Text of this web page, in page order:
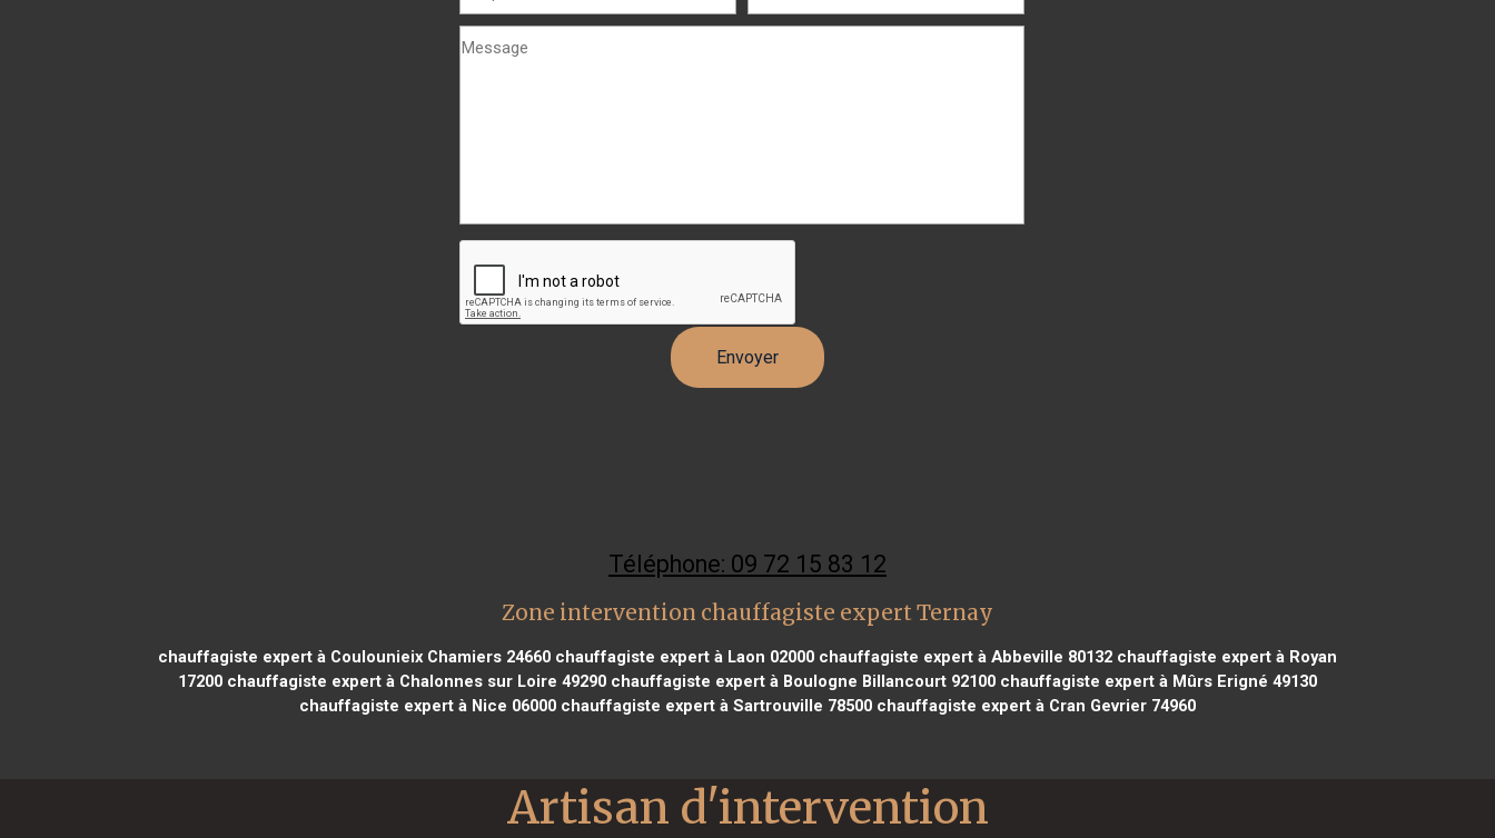
Téléphone: 09 72 15 83 12
Zone intervention chauffagiste expert Ternay
chauffagiste expert à Coulounieix Chamiers 24660 chauffagiste expert à Laon 02000 chauffagiste expert à Abbeville 80132 chauffagiste expert à Royan
17200 chauffagiste expert à Chalonnes sur Loire 49290 chauffagiste expert à Boulogne Billancourt 92100 chauffagiste expert à Mûrs Erigné 49130
chauffagiste expert à Nice 06000 chauffagiste expert à Sartrouville 78500 chauffagiste expert à Cran Gevrier 74960
Artisan d'intervention